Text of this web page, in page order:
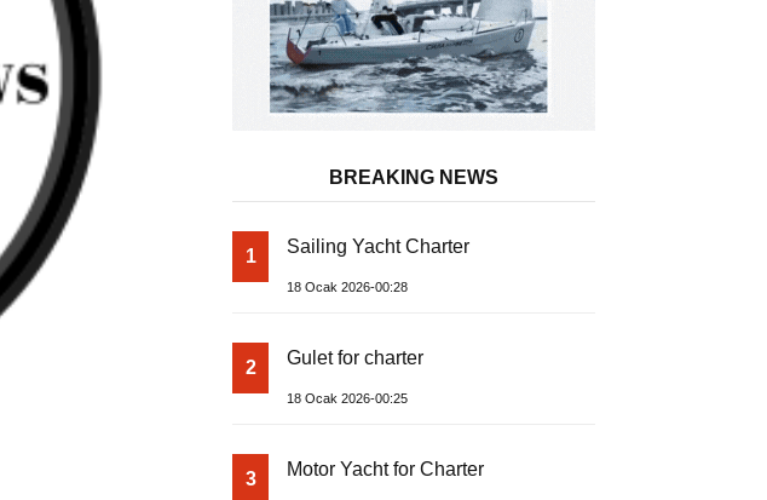
BREAKING NEWS
1 Sailing Yacht Charter
18 Ocak 2026-00:28
2 Gulet for charter
18 Ocak 2026-00:25
3 Motor Yacht for Charter